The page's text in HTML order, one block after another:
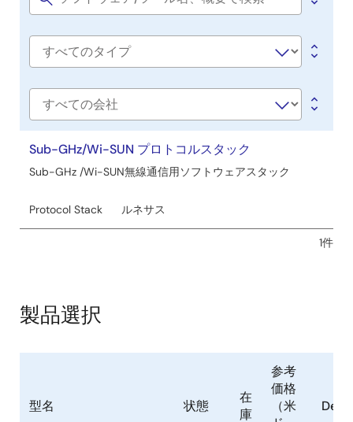
ト
ウ
ア
／
ツ
ー
ル
Software
Software
社
名
Sub-GHz/Wi-SUN プロトコルスタック
Sub-GHz /Wi-SUN無線通信用ソフトウェアスタック
Protocol Stack ルネサス
1件
製品選択
型名 状態
在
庫
参考
価格
（米